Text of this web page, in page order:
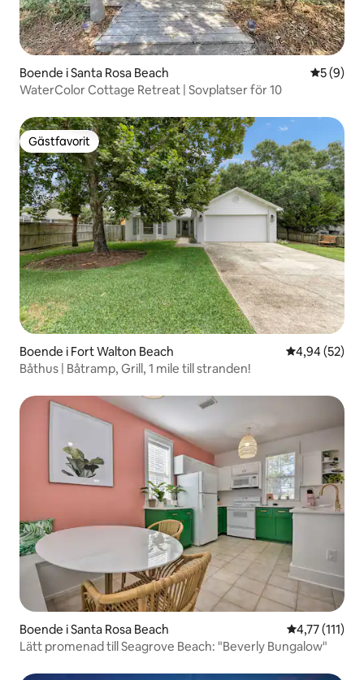
Boende i Santa Rosa Beach 5 av 5 i
5 (9)
WaterColor Cottage Retreat | Sovplatser för 10
Gästfavorit
Gästfavorit
Boende i Fort Walton Beach 4,94 av 5 i
4,94 (52)
Båthus | Båtramp, Grill, 1 mile till stranden!
Boende i Santa Rosa Beach 4,77 av 5 i
4,77 (111)
Lätt promenad till Seagrove Beach: "Beverly Bungalow"